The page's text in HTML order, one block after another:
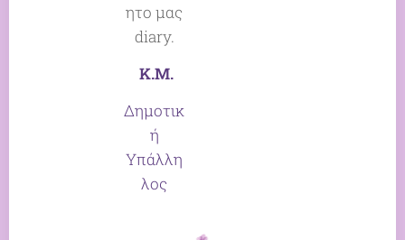
ητο μας
diary.
Κ.Μ.
Δημοτικ
ή
Υπάλλη
λος